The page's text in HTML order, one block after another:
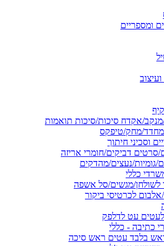
ומספריים
אקדח סיכות/סיכות תואמות
מחק/טיפקס
וסכיני חיתוך
סרטים דביקים/חומרי אריזה
גומיות/נעצים/מהדקים
כללי
מגשים/סל אשפה
אלבום לכרטיסי ביקור
לעטים עט לדלפק
כתיבה - כללי
בלבד עטים ראש סיכה